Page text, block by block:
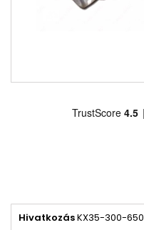
HivatkozásKX35-300-650